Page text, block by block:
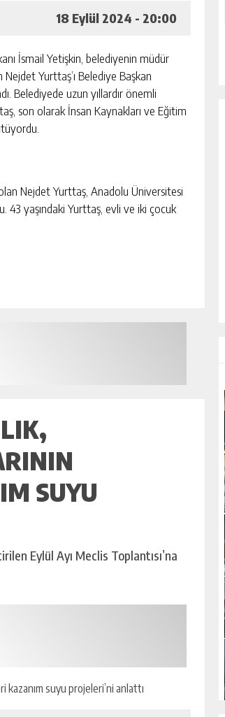
18 Eylül 2024 - 20:00
İsmail Yetişkin, belediyenin müdür
Yurttaş’ı Belediye Başkan
Belediyede uzun yıllardır önemli
son olarak İnsan Kaynakları ve Eğitim
Nejdet Yurttaş, Anadolu Üniversitesi
43 yaşındaki Yurttaş, evli ve iki çocuk
SUYU
Eylül Ayı Meclis Toplantısı’na